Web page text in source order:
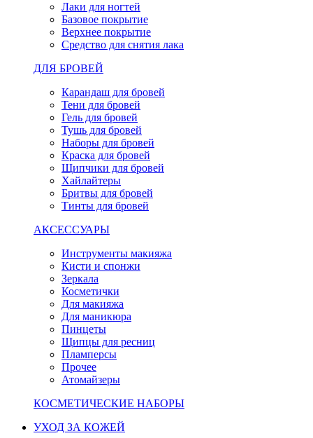
Лаки для ногтей
Базовое покрытие
Верхнее покрытие
Средство для снятия лака
ДЛЯ БРОВЕЙ
Карандаш для бровей
Тени для бровей
Гель для бровей
Тушь для бровей
Наборы для бровей
Краска для бровей
Щипчики для бровей
Хайлайтеры
Бритвы для бровей
Тинты для бровей
АКСЕССУАРЫ
Инструменты макияжа
Кисти и спонжи
Зеркала
Косметички
Для макияжа
Для маникюра
Пинцеты
Щипцы для ресниц
Пламперсы
Прочее
Атомайзеры
КОСМЕТИЧЕСКИЕ НАБОРЫ
УХОД ЗА КОЖЕЙ